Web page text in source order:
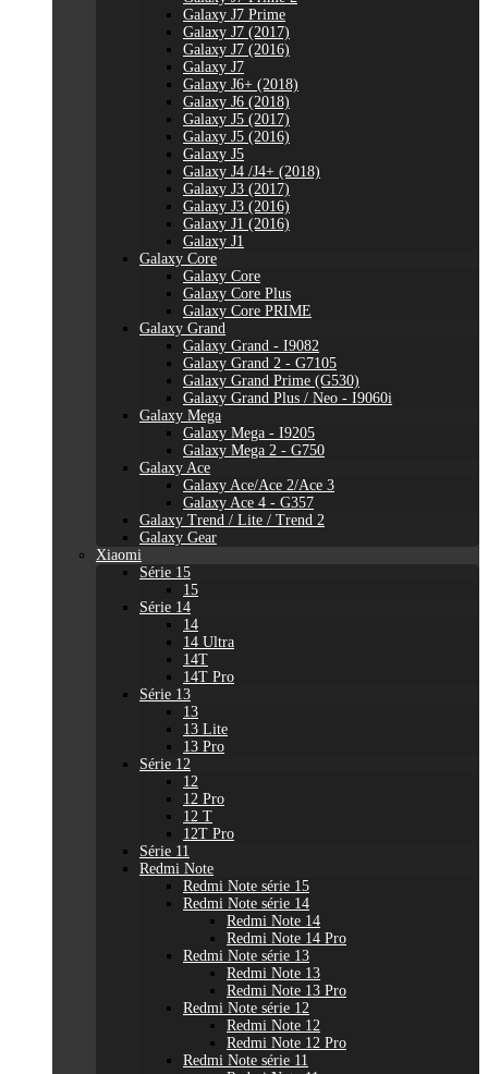
Galaxy J7 Prime
Galaxy J7 (2017)
Galaxy J7 (2016)
Galaxy J7
Galaxy J6+ (2018)
Galaxy J6 (2018)
Galaxy J5 (2017)
Galaxy J5 (2016)
Galaxy J5
Galaxy J4 /J4+ (2018)
Galaxy J3 (2017)
Galaxy J3 (2016)
Galaxy J1 (2016)
Galaxy J1
Galaxy Core
Galaxy Core
Galaxy Core Plus
Galaxy Core PRIME
Galaxy Grand
Galaxy Grand - I9082
Galaxy Grand 2 - G7105
Galaxy Grand Prime (G530)
Galaxy Grand Plus / Neo - I9060i
Galaxy Mega
Galaxy Mega - I9205
Galaxy Mega 2 - G750
Galaxy Ace
Galaxy Ace/Ace 2/Ace 3
Galaxy Ace 4 - G357
Galaxy Trend / Lite / Trend 2
Galaxy Gear
Xiaomi
Série 15
15
Série 14
14
14 Ultra
14T
14T Pro
Série 13
13
13 Lite
13 Pro
Série 12
12
12 Pro
12 T
12T Pro
Série 11
Redmi Note
Redmi Note série 15
Redmi Note série 14
Redmi Note 14
Redmi Note 14 Pro
Redmi Note série 13
Redmi Note 13
Redmi Note 13 Pro
Redmi Note série 12
Redmi Note 12
Redmi Note 12 Pro
Redmi Note série 11